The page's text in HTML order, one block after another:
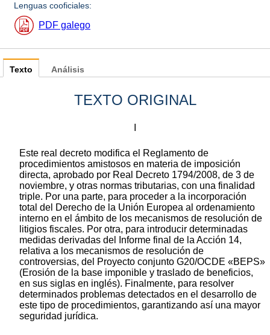
Lenguas cooficiales:
PDF galego
Texto
TEXTO ORIGINAL
Este real decreto modifica el Reglamento de
procedimientos amistosos en materia de imposición
directa, aprobado por Real Decreto 1794/2008, de 3 de
noviembre, y otras normas tributarias, con una finalidad
triple. Por una parte, para proceder a la incorporación
total del Derecho de la Unión Europea al ordenamiento
interno en el ámbito de los mecanismos de resolución de
litigios fiscales. Por otra, para introducir determinadas
medidas derivadas del Informe final de la Acción 14,
relativa a los mecanismos de resolución de
controversias, del Proyecto conjunto G20/OCDE «BEPS»
(Erosión de la base imponible y traslado de beneficios,
en sus siglas en inglés). Finalmente, para resolver
determinados problemas detectados en el desarrollo de
este tipo de procedimientos, garantizando así una mayor
seguridad jurídica.
Análisis